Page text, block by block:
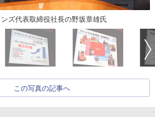
ズ代表取締役社長の野坂章雄氏
この写真の記事へ